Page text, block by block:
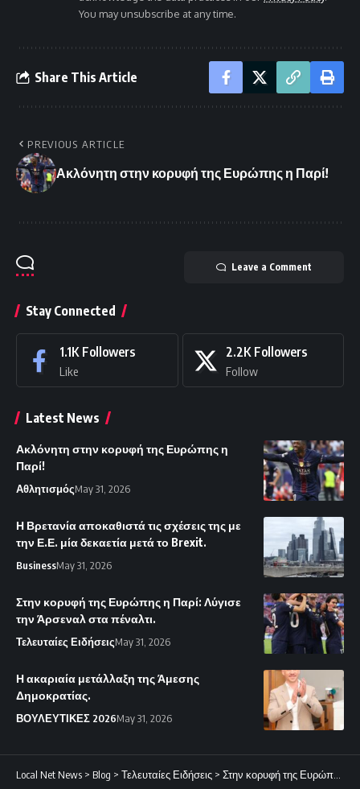
You may unsubscribe at any time.
Share This Article
PREVIOUS ARTICLE
Ακλόνητη στην κορυφή της Ευρώπης η Παρί!
Leave a Comment
Stay Connected
1.1K Followers
Like
2.2K Followers
Follow
Latest News
Ακλόνητη στην κορυφή της Ευρώπης η
Παρί!
ΑθλητισμόςMay 31, 2026
Η Βρετανία αποκαθιστά τις σχέσεις της με
την Ε.Ε. μία δεκαετία μετά το Brexit.
BusinessMay 31, 2026
Στην κορυφή της Ευρώπης η Παρί: Λύγισε
την Άρσεναλ στα πέναλτι.
Τελευταίες ΕιδήσειςMay 31, 2026
Η ακαριαία μετάλλαξη της Άμεσης
Δημοκρατίας.
ΒΟΥΛΕΥΤΙΚΕΣ 2026May 31, 2026
Local Net News > Blog > Τελευταίες Ειδήσεις > Στην κορυφή της Ευρώπης η Παρί: Λύγισε την Άρσεναλ στα πέναλτι.